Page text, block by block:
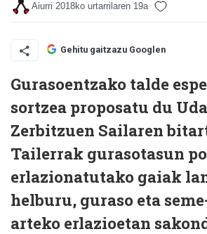
Aiurri 2018ko urtarrilaren 19a
Gehitu gaitzazu Googlen
Gurasoentzako talde
sortzea proposatu du
Zerbitzuen Sailaren
Tailerrak gurasotasun
erlazionatutako gaiak
helburu, guraso eta
arteko erlazioetan